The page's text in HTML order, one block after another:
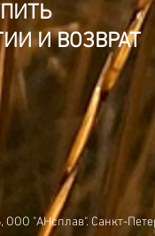
И ВОЗВРАТ
ООО "АНсплав". Санкт-